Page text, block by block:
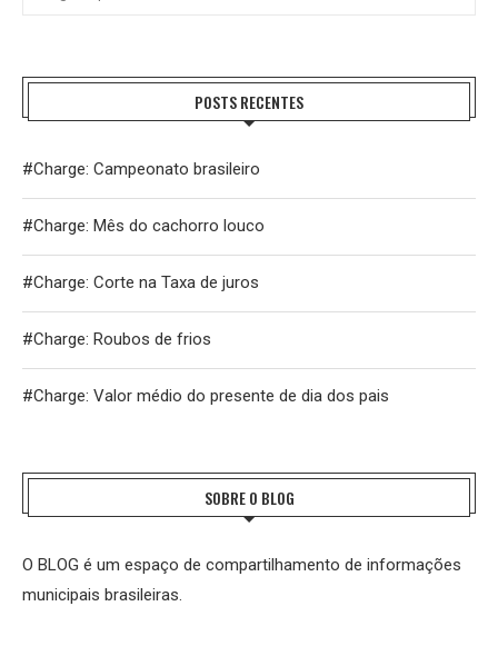
POSTS RECENTES
#Charge: Campeonato brasileiro
#Charge: Mês do cachorro louco
#Charge: Corte na Taxa de juros
#Charge: Roubos de frios
#Charge: Valor médio do presente de dia dos pais
SOBRE O BLOG
O BLOG é um espaço de compartilhamento de informações
municipais brasileiras.